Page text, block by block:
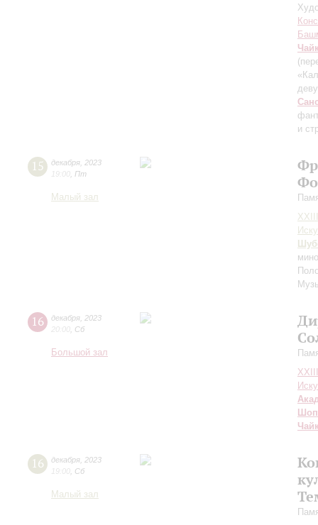
и
15 декабря 2023
19:00 Пт
Малый зал
16 декабря 2023
20:00 Сб
Большой зал
16 декабря 2023
19:00 Сб
Малый зал